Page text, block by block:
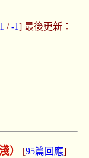
/-1] 最後更新：
） [95篇回應]